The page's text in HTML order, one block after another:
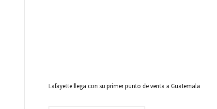
Lafayette llega con su primer punto de venta a Guatemala